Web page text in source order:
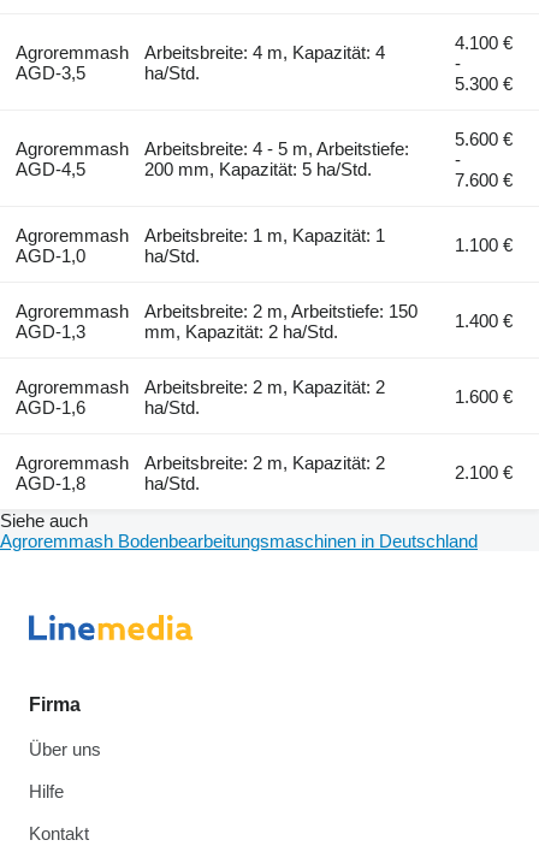
Agroremmash
AGD-3,5
Arbeitsbreite: 4 m, Kapazität: 4
ha/Std.
4.100 €
-
5.300 €
Agroremmash
AGD-4,5
Arbeitsbreite: 4 - 5 m, Arbeitstiefe:
200 mm, Kapazität: 5 ha/Std.
5.600 €
-
7.600 €
Agroremmash
AGD-1,0
Arbeitsbreite: 1 m, Kapazität: 1
ha/Std.
1.100 €
Agroremmash
AGD-1,3
Arbeitsbreite: 2 m, Arbeitstiefe: 150
mm, Kapazität: 2 ha/Std.
1.400 €
Agroremmash
AGD-1,6
Arbeitsbreite: 2 m, Kapazität: 2
ha/Std.
1.600 €
Agroremmash
AGD-1,8
Arbeitsbreite: 2 m, Kapazität: 2
ha/Std.
2.100 €
Siehe auch
Agroremmash Bodenbearbeitungsmaschinen in Deutschland
Firma
Über uns
Hilfe
Kontakt